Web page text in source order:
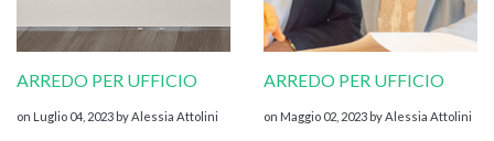
ARREDO PER UFFICIO
on Luglio 04, 2023 by Alessia Attolini
ARREDO PER UFFICIO
on Maggio 02, 2023 by Alessia Attolini